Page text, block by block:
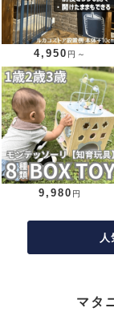
4,950 円～
9,980 円
マタ